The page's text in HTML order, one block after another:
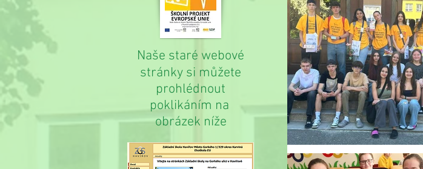
Naše staré webové
stránky si můžete
prohlédnout
poklikáním na
obrázek níže